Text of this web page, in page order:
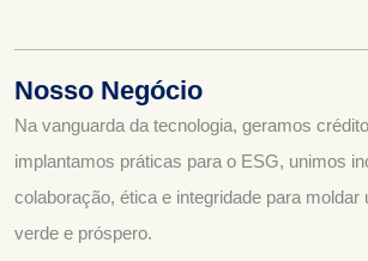
Nosso Negócio
Na vanguarda da tecnologia, geramos
implantamos práticas para o ESG, unimos
colaboração, ética e integridade para moldar
verde e próspero.